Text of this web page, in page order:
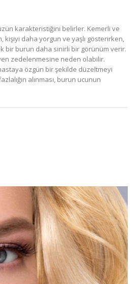
karakteristiğini belirler. Kemerli ve
kişiyi daha yorgun ve yaşlı gösterirken,
bir burun daha sinirli bir görünüm verir.
zedelenmesine neden olabilir.
özgün bir şekilde düzeltmeyi
alınması, burun ucunun